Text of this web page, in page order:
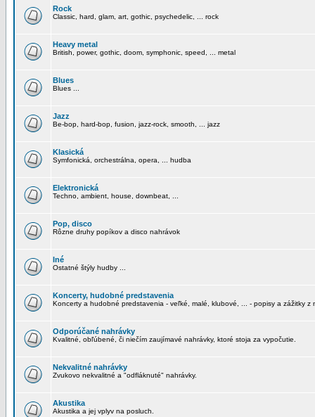
Rock
Classic, hard, glam, art, gothic, psychedelic, ... rock
Heavy metal
British, power, gothic, doom, symphonic, speed, ... metal
Blues
Blues ...
Jazz
Be-bop, hard-bop, fusion, jazz-rock, smooth, ... jazz
Klasická
Symfonická, orchestrálna, opera, ... hudba
Elektronická
Techno, ambient, house, downbeat, ...
Pop, disco
Rôzne druhy popíkov a disco nahrávok
Iné
Ostatné štýly hudby ...
Koncerty, hudobné predstavenia
Koncerty a hudobné predstavenia - veľké, malé, klubové, ... - popisy a zážitky z
Odporúčané nahrávky
Kvalitné, obľúbené, či niečím zaujímavé nahrávky, ktoré stoja za vypočutie.
Nekvalitné nahrávky
Zvukovo nekvalitné a "odfláknuté" nahrávky.
Akustika
Akustika a jej vplyv na posluch.